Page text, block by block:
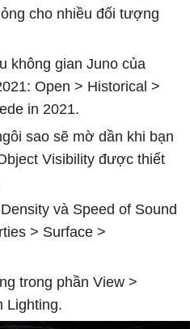
cho nhiều đối tượng
không gian Juno của
Open > Historical >
in 2021.
sao sẽ mờ dần khi bạn
Visibility được thiết
và Speed of Sound
> Surface >
trong phần View >
Lighting.